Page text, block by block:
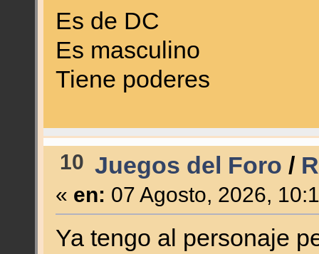
Es de DC
Es masculino
Tiene poderes
10 Juegos del Foro /
« en: 07 Agosto, 2026,
Ya tengo al personaje